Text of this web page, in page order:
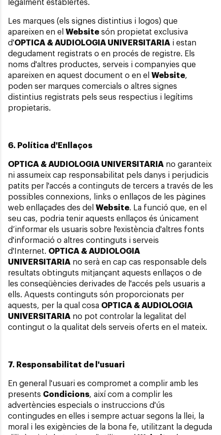
legalment establertes.
Les marques (els signes distintius i logos) que
apareixen en el Website són propietat exclusiva
d'OPTICA & AUDIOLOGIA UNIVERSITARIA i estan
degudament registrats o en procés de registre. Els
noms d'altres productes, serveis i companyies que
apareixen en aquest document o en el Website,
poden ser marques comercials o altres signes
distintius registrats pels seus respectius i legítims
propietaris.
6. Política d'Enllaços
OPTICA & AUDIOLOGIA UNIVERSITARIA no garanteix
ni assumeix cap responsabilitat pels danys i perjudicis
patits per l'accés a continguts de tercers a través de les
possibles connexions, links o enllaços de les pàgines
web enllaçades des del Website. La funció que, en el
seu cas, podria tenir aquests enllaços és únicament
d’informar els usuaris sobre l'existència d'altres fonts
d'informació o altres continguts i serveis
d'Internet. OPTICA & AUDIOLOGIA
UNIVERSITARIA no serà en cap cas responsable dels
resultats obtinguts mitjançant aquests enllaços o de
les conseqüències derivades de l'accés pels usuaris a
ells. Aquests continguts són proporcionats per
aquests, per la qual cosa OPTICA & AUDIOLOGIA
UNIVERSITARIA no pot controlar la legalitat del
contingut o la qualitat dels serveis oferts en el mateix.
7. Responsabilitat de l'usuari
En general l'usuari es compromet a complir amb les
presents Condicions, així com a complir les
advertències especials o instruccions d'ús
contingudes en elles i sempre actuar segons la llei, la
moral i les exigències de la bona fe, utilitzant la deguda